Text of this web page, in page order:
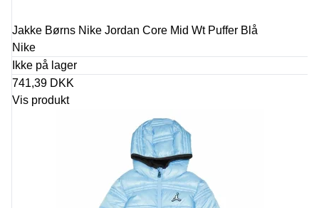
Jakke Børns Nike Jordan Core Mid Wt Puffer Blå
Nike
Ikke på lager
741,39 DKK
Vis produkt